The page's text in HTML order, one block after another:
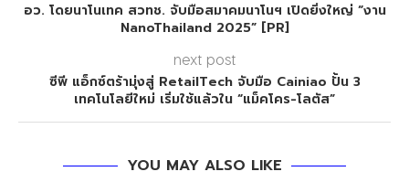
อว. โดยนาโนเทค สวทช. จับมือสมาคมนาโนฯ เปิดยิ่งใหญ่ “งาน
NanoThailand 2025” [PR]
next post
ซีพี แอ็กซ์ตร้ามุ่งสู่ RetailTech จับมือ Cainiao ปั้น 3
เทคโนโลยีใหม่ เริ่มใช้แล้วใน “แม็คโคร-โลตัส”
YOU MAY ALSO LIKE